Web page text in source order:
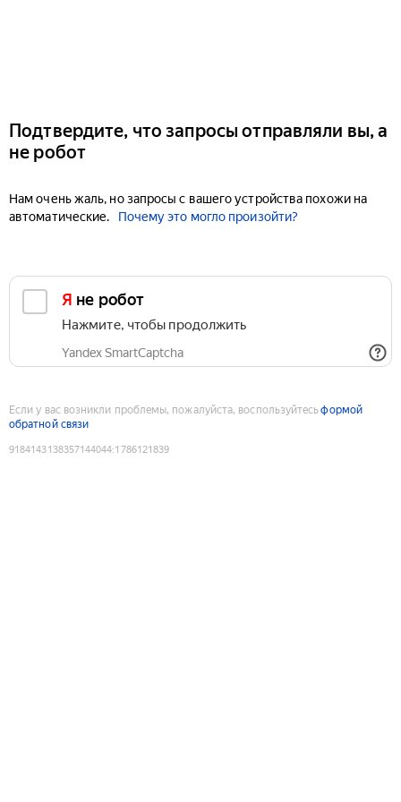
Подтвердите, что запросы отправляли вы, а
не робот
Нам очень жаль, но запросы с вашего устройства похожи на
автоматические.
Почему это могло произойти?
Я не робот
Нажмите, чтобы продолжить
Yandex SmartCaptcha
Если у вас возникли проблемы, пожалуйста, воспользуйтесьформой
обратной связи
9184143138357144044:1786121839